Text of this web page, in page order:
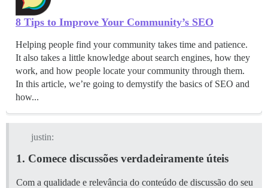
8 Tips to Improve Your Community’s SEO
Helping people find your community takes time and patience.
It also takes a little knowledge about search engines, how they
work, and how people locate your community through them.
In this article, we’re going to demystify the basics of SEO and
how...
justin:
1. Comece discussões verdadeiramente úteis
Com a qualidade e relevância do conteúdo de discussão do seu